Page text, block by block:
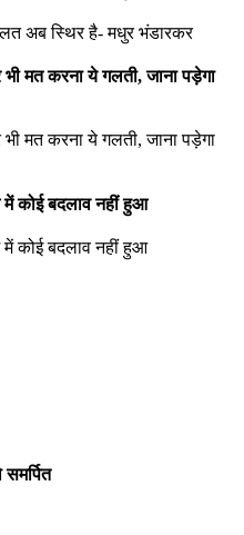
अब स्थिर है- मधुर भंडारकर
मत करना ये गलती, जाना पड़ेगा
मत करना ये गलती, जाना पड़ेगा
कोई बदलाव नहीं हुआ
कोई बदलाव नहीं हुआ